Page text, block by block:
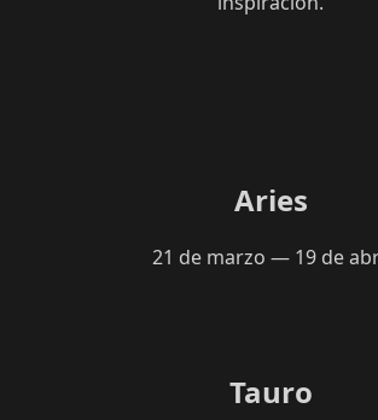
Aries
21 de marzo — 19 de
Tauro